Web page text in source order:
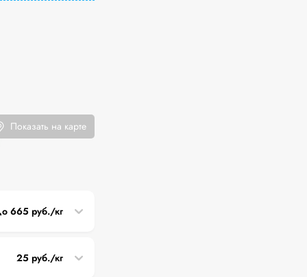
Показать на карте
665 руб./кг
25 руб./кг